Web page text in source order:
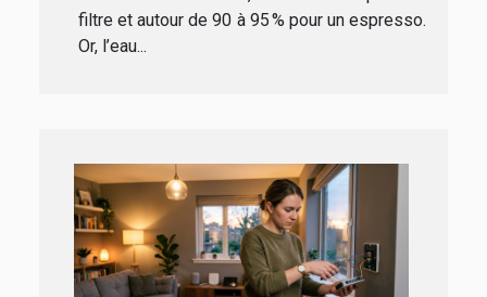
filtre et autour de 90 à 95 % pour un espresso.
Or, l’eau...